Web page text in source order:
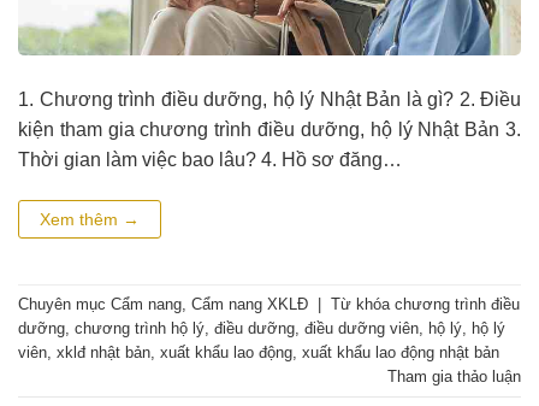
1. Chương trình điều dưỡng, hộ lý Nhật Bản là gì? 2. Điều
kiện tham gia chương trình điều dưỡng, hộ lý Nhật Bản 3.
Thời gian làm việc bao lâu? 4. Hồ sơ đăng…
Xem thêm →
Chuyên mục Cẩm nang Cẩm nang XKLĐ Từ khóa chương trình điều
dưỡng chương trình hộ lý điều dưỡng điều dưỡng viên hộ lý
hộ lý
viên xklđ nhật bản xuất khẩu lao động xuất khẩu lao động nhật bản
Tham gia thảo luận